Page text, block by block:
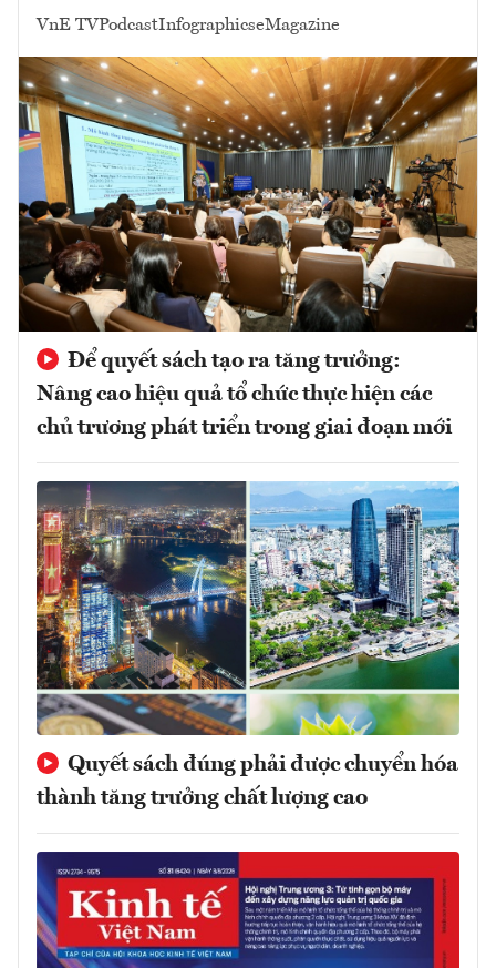
VnE TVPodcastInfographicseMagazine
Để quyết sách tạo ra tăng trưởng:
Nâng cao hiệu quả tổ chức thực hiện các
chủ trương phát triển trong giai đoạn mới
Quyết sách đúng phải được chuyển hóa
thành tăng trưởng chất lượng cao